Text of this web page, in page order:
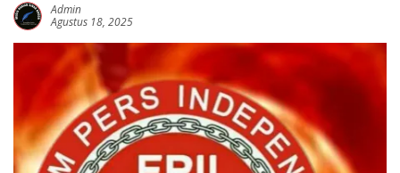
Admin
Agustus 18, 2025